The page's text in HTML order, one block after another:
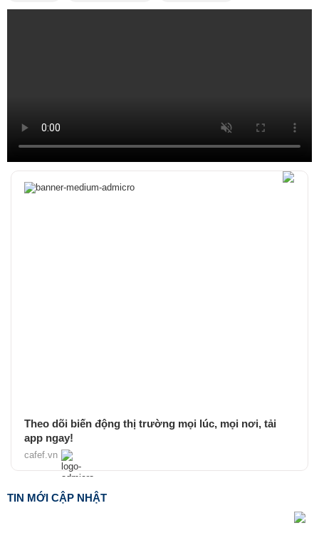
Theo dõi biến động thị trường mọi lúc, mọi nơi, tải
app ngay!
cafef.vn
TIN MỚI CẬP NHẬT